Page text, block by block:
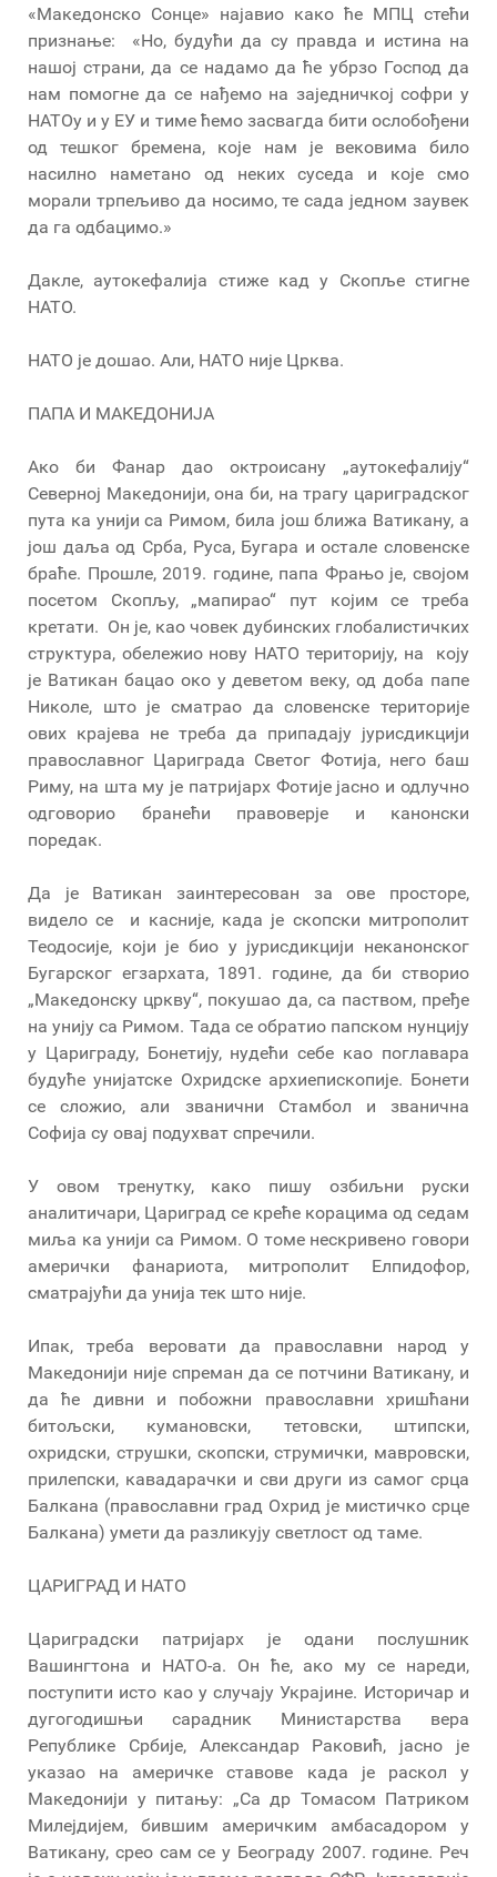
«Македонско Сонце» најавио како ће МПЦ стећи
признање: «Но, будући да су правда и истина на
нашој страни, да се надамо да ће убрзо Господ да
нам помогне да се нађемо на заједничкој софри у
НАТОу и у ЕУ и тиме ћемо засвагда бити ослобођени
од тешког бремена, које нам је вековима било
насилно наметано од неких суседа и које смо
морали трпељиво да носимо, те сада једном заувек
да га одбацимо.»
Дакле, аутокефалија стиже кад у Скопље стигне
НАТО.
НАТО је дошао. Али, НАТО није Црква.
ПАПА И МАКЕДОНИЈА
Ако би Фанар дао октроисану „аутокефалију“
Северној Македонији, она би, на трагу цариградског
пута ка унији са Римом, била још ближа Ватикану, а
још даља од Срба, Руса, Бугара и остале словенске
браће. Прошле, 2019. године, папа Фрањо је, својом
посетом Скопљу, „мапирао“ пут којим се треба
кретати. Он је, као човек дубинских глобалистичких
структура, обележио нову НАТО територију, на коју
је Ватикан бацао око у деветом веку, од доба папе
Николе, што је сматрао да словенске територије
ових крајева не треба да припадају јурисдикцији
православног Цариграда Светог Фотија, него баш
Риму, на шта му је патријарх Фотије јасно и одлучно
одговорио бранећи правоверје и канонски
поредак.
Да је Ватикан заинтересован за ове просторе,
видело се и касније, када је скопски митрополит
Теодосије, који је био у јурисдикцији неканонског
Бугарског егзархата, 1891. године, да би створио
„Македонску цркву“, покушао да, са паством, пређе
на унију са Римом. Тада се обратио папском нунцију
у Цариграду, Бонетију, нудећи себе као поглавара
будуће унијатске Охридске архиепископије. Бонети
се сложио, али званични Стамбол и званична
Софија су овај подухват спречили.
У овом тренутку, како пишу озбиљни руски
аналитичари, Цариград се креће корацима од седам
миља ка унији са Римом. О томе нескривено говори
амерички фанариота, митрополит Елпидофор,
сматрајући да унија тек што није.
Ипак, треба веровати да православни народ у
Македонији није спреман да се потчини Ватикану, и
да ће дивни и побожни православни хришћани
битољски, кумановски, тетовски, штипски,
охридски, струшки, скопски, струмички, мавровски,
прилепски, кавадарачки и сви други из самог срца
Балкана (православни град Охрид је мистичко срце
Балкана) умети да разликују светлост од таме.
ЦАРИГРАД И НАТО
Цариградски патријарх је одани послушник
Вашингтона и НАТО-а. Он ће, ако му се нареди,
поступити исто као у случају Украјине. Историчар и
дугогодишњи сарадник Министарства вера
Републике Србије, Александар Раковић, јасно је
указао на америчке ставове када је раскол у
Македонији у питању: „Са др Томасом Патриком
Милејдијем, бившим америчким амбасадором у
Ватикану, срео сам се у Београду 2007. године. Реч